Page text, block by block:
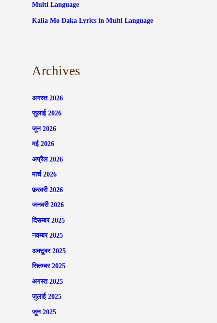
Multi Language
Kalia Mo Daka Lyrics in Multi Language
Archives
अगस्त 2026
जुलाई 2026
जून 2026
मई 2026
अप्रैल 2026
मार्च 2026
फ़रवरी 2026
जनवरी 2026
दिसम्बर 2025
नवम्बर 2025
अक्टूबर 2025
सितम्बर 2025
अगस्त 2025
जुलाई 2025
जून 2025